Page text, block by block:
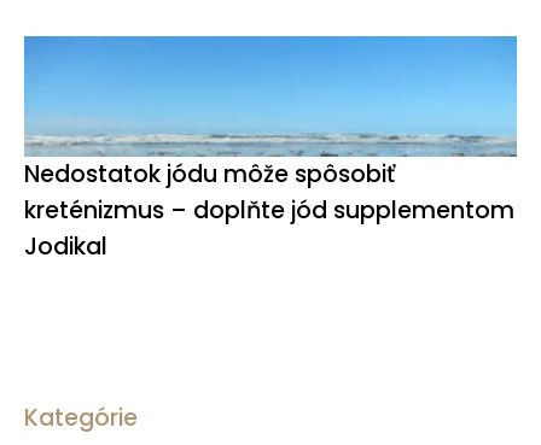
Nedostatok jódu môže spôsobiť
kreténizmus – doplňte jód supplementom
Jodikal
Kategórie